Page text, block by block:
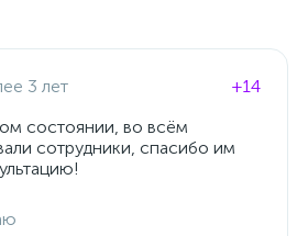
3 лет
+14
состоянии, во всём
сотрудники, спасибо им